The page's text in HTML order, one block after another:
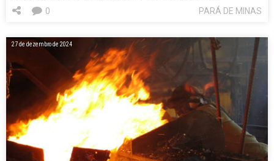
PARÁ DE MINAS
0
27 de dezembro de 2024